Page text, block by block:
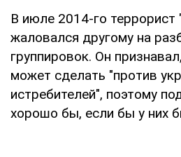
В июле 2014-го террорист
жаловался другому на
группировок. Он
может сделать "против
истребителей", поэтому
хорошо бы, если бы у них